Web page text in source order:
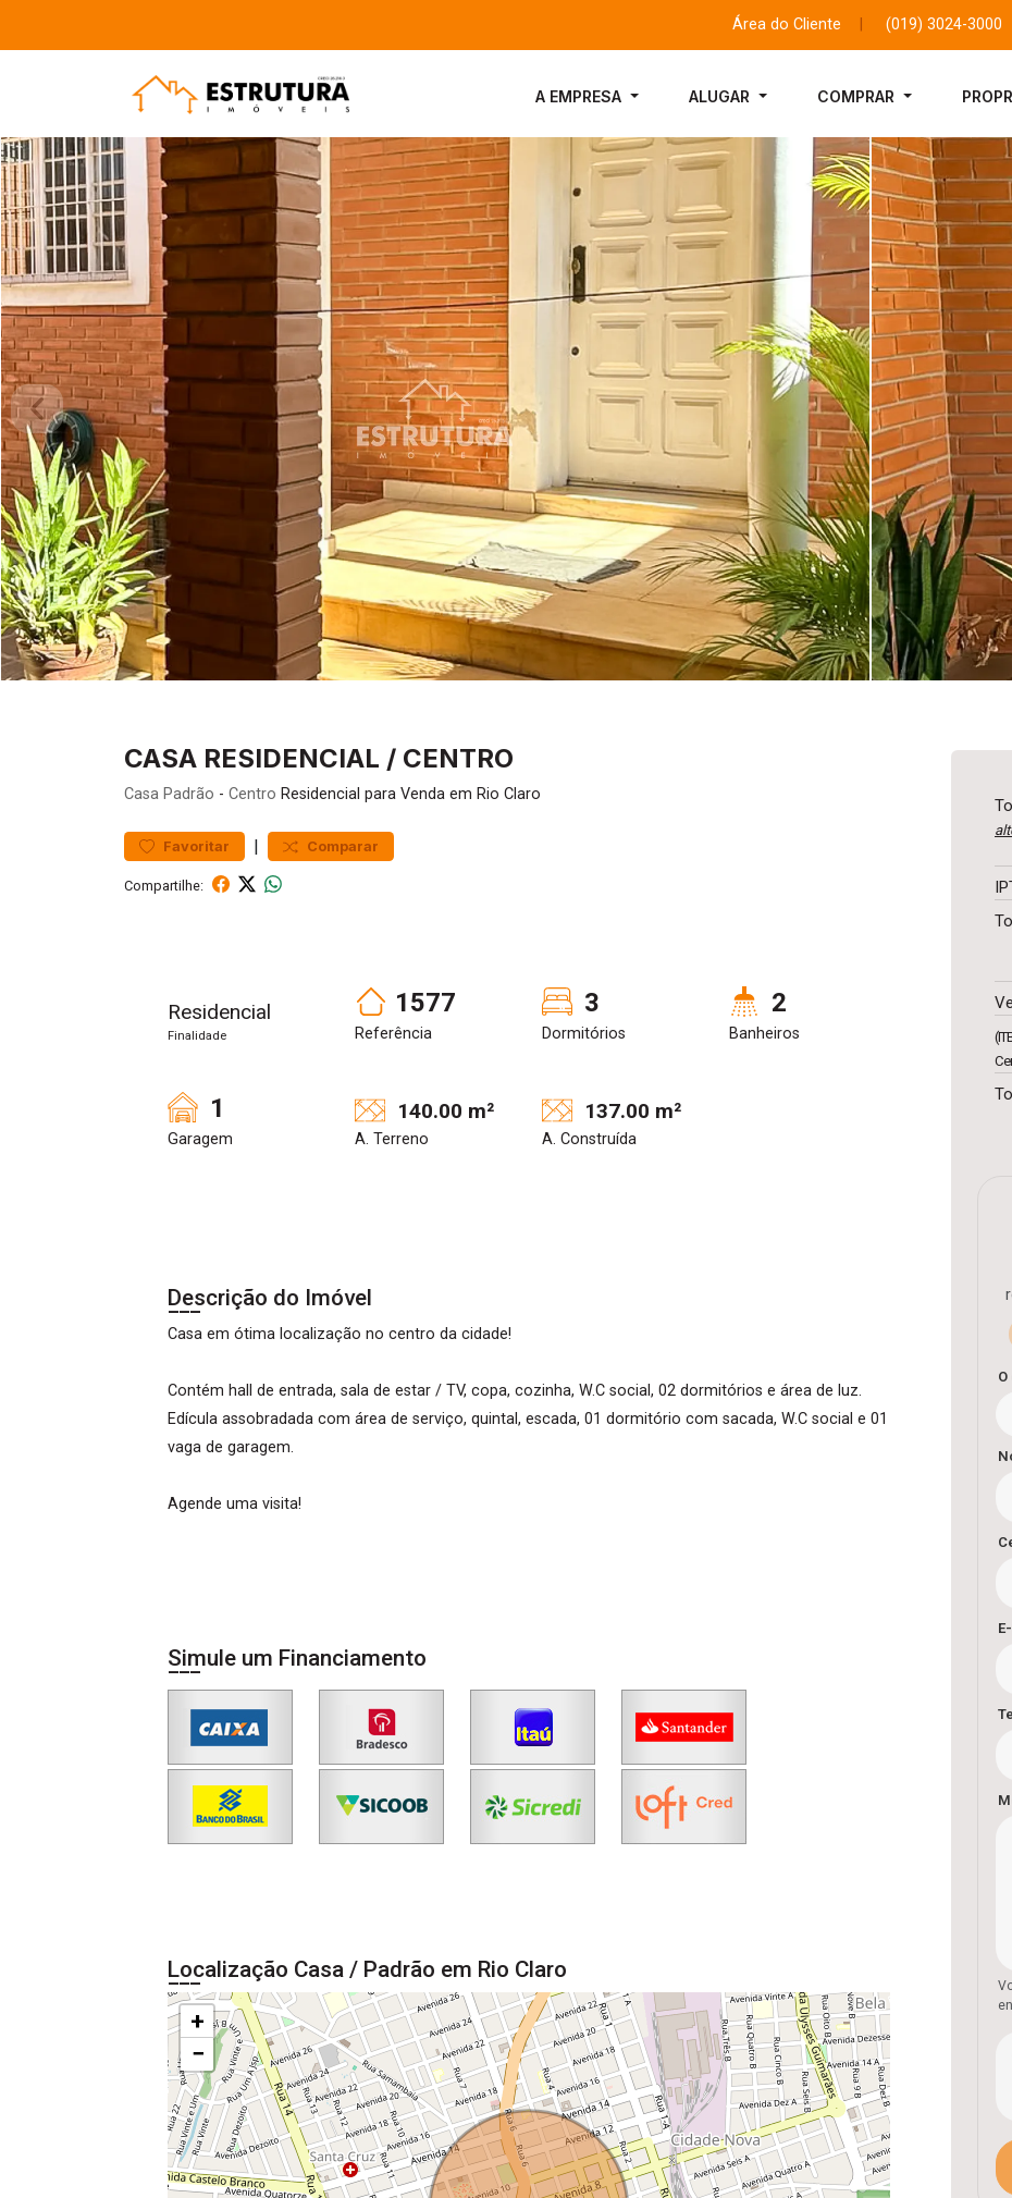
Área do Cliente (019) 3024-3000
A EMPRESA ALUGAR COMPRAR
CASA RESIDENCIAL / CENTRO
Casa Padrão - Centro Residencial para Venda em Rio Claro
Favoritar | Comparar
Compartilhe:
Residencial
Finalidade
1577
Referência
3
Dormitórios
2
Banheiros
1
Garagem
140.00 m²
A. Terreno
137.00 m²
A. Construída
Descrição do Imóvel
Casa em ótima localização no centro da cidade!
Contém hall de entrada, sala de estar / TV, copa, cozinha, W.C social, 02 dormitórios e área de luz.
Edícula assobradada com área de serviço, quintal, escada, 01 dormitório com sacada, W.C social e 01
vaga de garagem.
Agende uma visita!
Simule um Financiamento
Localização Casa / Padrão em Rio Claro
+
−